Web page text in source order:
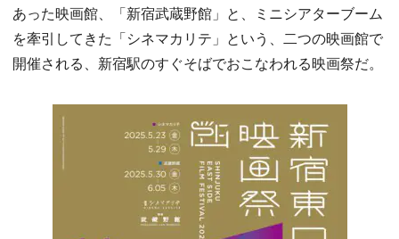
あった映画館、「新宿武蔵野館」と、ミニシアターブーム
を牽引してきた「シネマカリテ」という、二つの映画館で
開催される、新宿駅のすぐそばでおこなわれる映画祭だ。